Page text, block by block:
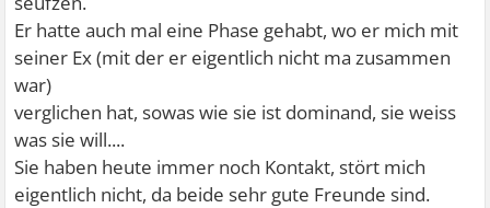
Er hatte auch mal eine Phase gehabt, wo er mich mit
seiner Ex (mit der er eigentlich nicht ma zusammen
war)
verglichen hat, sowas wie sie ist dominand, sie weiss
was sie will....
Sie haben heute immer noch Kontakt, stört mich
eigentlich nicht, da beide sehr gute Freunde sind.